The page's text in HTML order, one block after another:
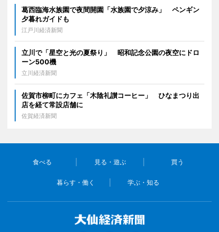
葛西臨海水族園で夜間開園「水族園で夕涼み」 ペンギン
夕暮れガイドも
江戸川経済新聞
立川で「星空と光の夏祭り」 昭和記念公園の夜空にドロ
ーン500機
立川経済新聞
佐賀市柳町にカフェ「木陰礼讃コーヒー」 ひなまつり出
店を経て常設店舗に
佐賀経済新聞
食べる 見る・遊ぶ 買う
暮らす・働く 学ぶ・知る